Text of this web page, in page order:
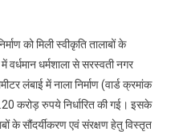
को मिली स्वीकृति तालाबों के
वर्धमान धर्मशाला से सरस्वती नगर
लंबाई में नाला निर्माण (वार्ड क्रमांक
करोड़ रुपये निर्धारित की गई। इसके
के सौंदर्यीकरण एवं संरक्षण हेतु विस्तृत